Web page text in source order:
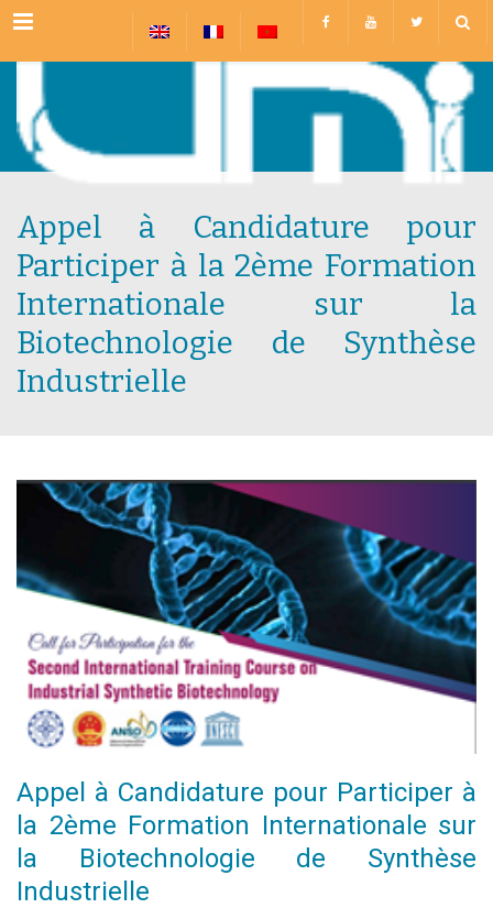
Menu
Appel à Candidature pour
Participer à la 2ème Formation
Internationale sur la
Biotechnologie de Synthèse
Industrielle
Appel à Candidature pour Participer à
la 2ème Formation Internationale sur
la Biotechnologie de Synthèse
Industrielle